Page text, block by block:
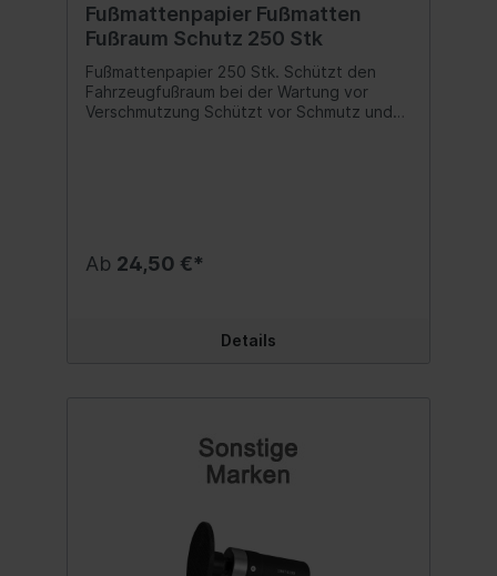
Fußmattenpapier Fußmatten
Fußraum Schutz 250 Stk
Fußmattenpapier 250 Stk. Schützt den
Fahrzeugfußraum bei der Wartung vor
Verschmutzung Schützt vor Schmutz und
Ab 24,50 €*
Details